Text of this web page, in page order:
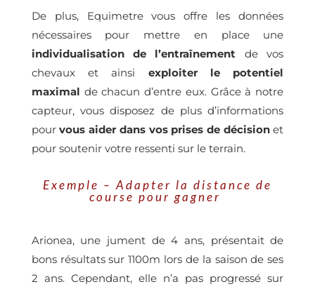
De plus, Equimetre vous offre les données
nécessaires pour mettre en place une
individualisation de l’entraînement de vos
chevaux et ainsi exploiter le potentiel
maximal de chacun d’entre eux. Grâce à notre
capteur, vous disposez de plus d’informations
pourvous aider dans vos prises de décisionet
pour soutenir votre ressenti sur le terrain.
Exemple – Adapter la distance de
course pour gagner
Arionea, une jument de 4 ans, présentait de
bons résultats sur 1100m lors de la saison de ses
2 ans. Cependant, elle n’a pas progressé sur